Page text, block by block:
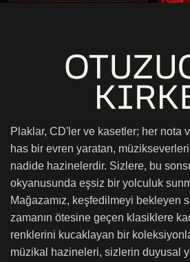
Plaklar, CD'ler ve kasetler; her nota
has bir evren yaratan,
nadide hazinelerdir. Sizlere, bu
okyanusunda eşsiz bir yolculuk
Mağazamız, keşfedilmeyi bekleyen
zamanın ötesine geçen klasiklere
renklerini kucaklayan bir
müzikal hazineleri, sizlerin duyusal